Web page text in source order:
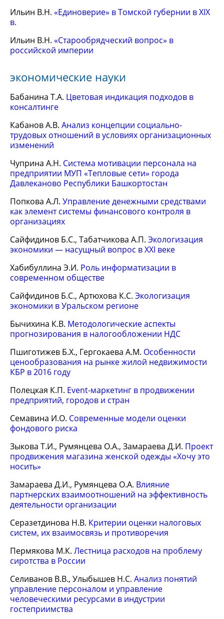
Ильин В.Н. «Единоверие» в Томской губернии в XIX
в.
Ильин В.Н. «Старообрядческий вопрос» в
российской империи
экономические науки
Бабанина Т.А. Цветовая индикация подходов в
консалтинге
Кабанов А.В. Анализ концепции социально-
трудовых отношений в условиях организационных
изменений
Чуприна А.Н. Система мотивации персонала на
предприятии МУП «Тепловые сети» города
Давлеканово Республики Башкортостан
Попкова А.Л. Управление денежными средствами
как элемент системы финансового контроля в
организациях
Сайфидинов Б.С., Табатчикова А.П. Экологизация
экономики — насущный вопрос в XXI веке
Хабибуллина Э.И. Роль информатизации в
современном обществе
Сайфидинов Б.С., Артюхова К.С. Экологизация
экономики в Уральском регионе
Бычихина К.В. Методологические аспекты
прогнозирования в налогообложении НДС
Пшиготижев Б.Х., Гергокаева А.М. Особенности
ценообразования на рынке жилой недвижимости
КБР в 2016 году
Полецкая К.П. Event-маркетинг в продвижении
предприятий, городов и стран
Семавина И.О. Современные модели оценки
фондового риска
Зыкова Т.И., Румянцева О.А., Замараева Д.И. Проект
продвижения магазина женской одежды «Хочу это
носить»
Замараева Д.И., Румянцева О.А. Влияние
партнерских взаимоотношений на эффективность
деятельности организации
Серазетдинова Н.В. Критерии оценки налоговых
систем, их взаимосвязь и противоречия
Пермякова М.К. Лестница расходов на проблему
сиротства в России
Селиванов В.В., Улыбышев Н.С. Анализ понятий
управление персоналом и управление
человеческими ресурсами в индустрии
гостеприимства